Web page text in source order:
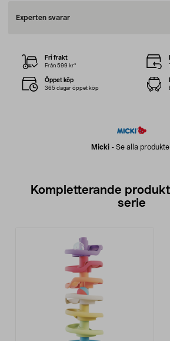
Experten svarar
Micki - Se alla
Fri frakt
Från 599 kr*
Öppet köp
365 dagar öppet köp
Kompletterande
serie